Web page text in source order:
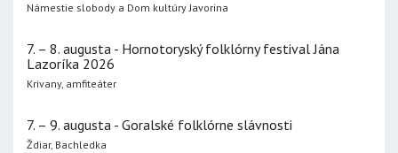
Námestie slobody a Dom kultúry Javorina
7. – 8. augusta - Hornotoryský folklórny festival Jána
Lazoríka 2026
Krivany, amfiteáter
7. – 9. augusta - Goralské folklórne slávnosti
Ždiar, Bachledka